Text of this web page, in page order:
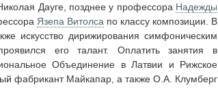
Дауге, позднее у профессора Надежды
Язепа Витолса по классу композиции. В
искусство дирижирования симфоническим
его талант. Оплатить занятия в
Объединение в Латвии и Рижское
фабрикант Майкапар, а также О.А. Клумберг